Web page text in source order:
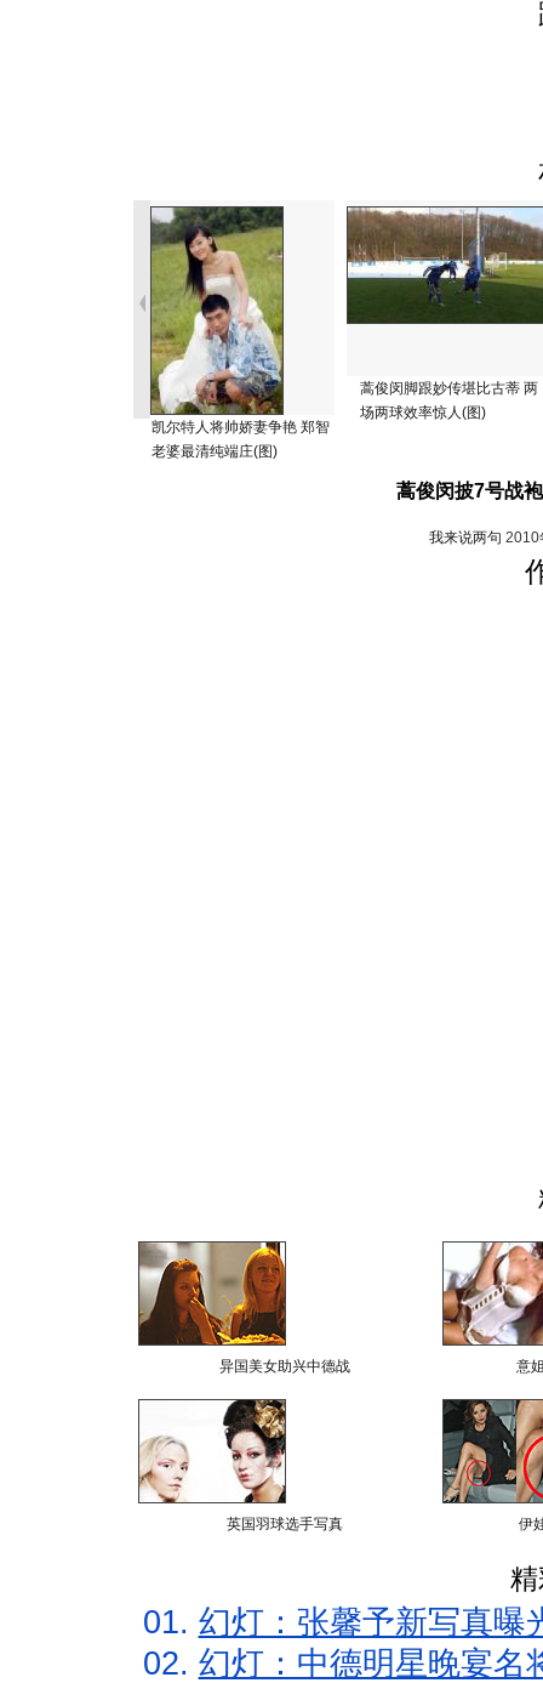
凯尔特人将帅娇妻争艳 郑智
老婆最清纯端庄(图)
蒿俊闵脚跟妙传堪比古蒂 两
场两球效率惊人(图)
蒿俊闵披7号战
我来说两句 2010
异国美女助兴中德战 意
英国羽球选手写真 伊
01. 幻灯：张馨予新写真曝
02. 幻灯：中德明星晚宴名